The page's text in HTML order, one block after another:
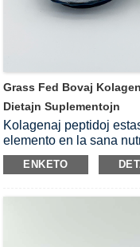
Grass Fed Bovaj
Dietajn Suplementojn
Kolagenaj peptidoj
elemento en la sana
propraĵoj antaŭenigas
homojn havi belan
manĝita brutaro povas
ENKETO